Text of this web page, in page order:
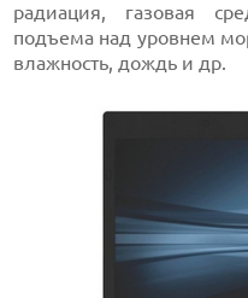
радиация, газовая
подъема над уровнем
влажность, дождь и др.